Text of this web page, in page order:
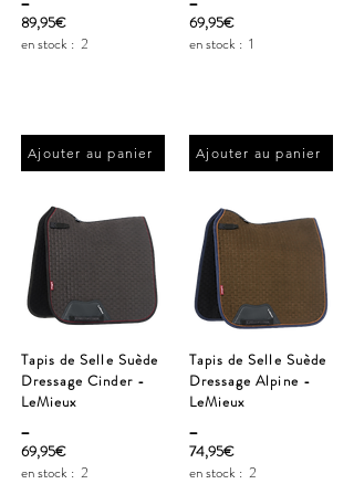
89,95€
en stock : 2
Ajouter au panier
Tapis de Selle Suède
Dressage Cinder -
LeMieux
_
69,95€
en stock : 2
69,95€
en stock : 1
Ajouter au panier
Tapis de Selle Suède
Dressage Alpine -
LeMieux
_
74,95€
en stock : 2